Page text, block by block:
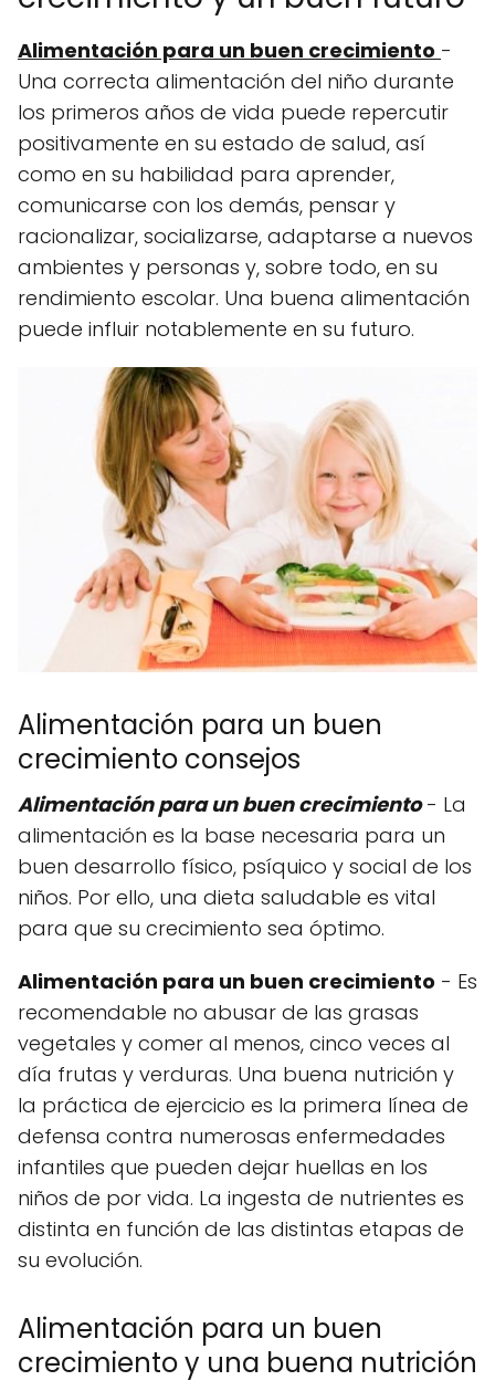
Alimentación para un buen crecimiento -
Una correcta alimentación del niño durante
los primeros años de vida puede repercutir
positivamente en su estado de salud, así
como en su habilidad para aprender,
comunicarse con los demás, pensar y
racionalizar, socializarse, adaptarse a nuevos
ambientes y personas y, sobre todo, en su
rendimiento escolar. Una buena alimentación
puede influir notablemente en su futuro.
Alimentación para un buen
crecimiento consejos
Alimentación para un buen crecimiento- La
alimentación es la base necesaria para un
buen desarrollo físico, psíquico y social de los
niños. Por ello, una dieta saludable es vital
para que su crecimiento sea óptimo.
Alimentación para un buen crecimiento - Es
recomendable no abusar de las grasas
vegetales y comer al menos, cinco veces al
día frutas y verduras. Una buena nutrición y
la práctica de ejercicio es la primera línea de
defensa contra numerosas enfermedades
infantiles que pueden dejar huellas en los
niños de por vida. La ingesta de nutrientes es
distinta en función de las distintas etapas de
su evolución.
Alimentación para un buen
crecimiento y una buena nutrición